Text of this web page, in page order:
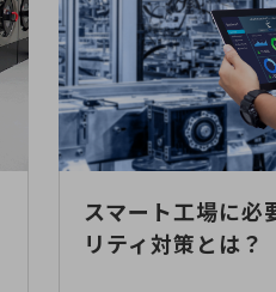
スマート工場に必
リティ対策とは？